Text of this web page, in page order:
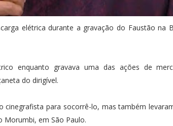
elétrica durante a gravação do Faustão na
enquanto gravava uma das ações de
do dirigível.
cinegrafista para socorrê-lo, mas também
Morumbi, em São Paulo.